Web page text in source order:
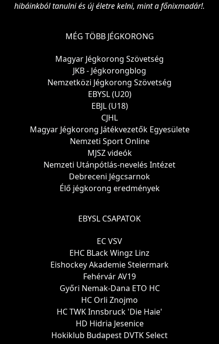
hibáinkból tanulni és új életre kelni, mint a főnixmadár!.
MÉG TÖBB JÉGKORONG
Magyar Jégkorong Szövetség
JKB - Jégkorongblog
Nemzetközi Jégkorong Szövetség
EBYSL (U20)
EBJL (U18)
CJHL
Magyar Jégkorong Játékvezetők Egyesülete
Nemzeti Sport Online
MJSZ videók
Nemzeti Utánpótlás-nevelés Intézet
Debreceni Jégcsarnok
Élő jégkorong eredmények
EBYSL CSAPATOK
EC VSV
EHC BLack Wingz Linz
Eishockey Akademie Steiermark
Fehérvár AV19
Győri Nemak-Dana ETO HC
HC Orli Znojmo
HC TWK Innsbruck 'Die Haie'
HD Hidria Jesenice
Hokiklub Budapest DVTK Select